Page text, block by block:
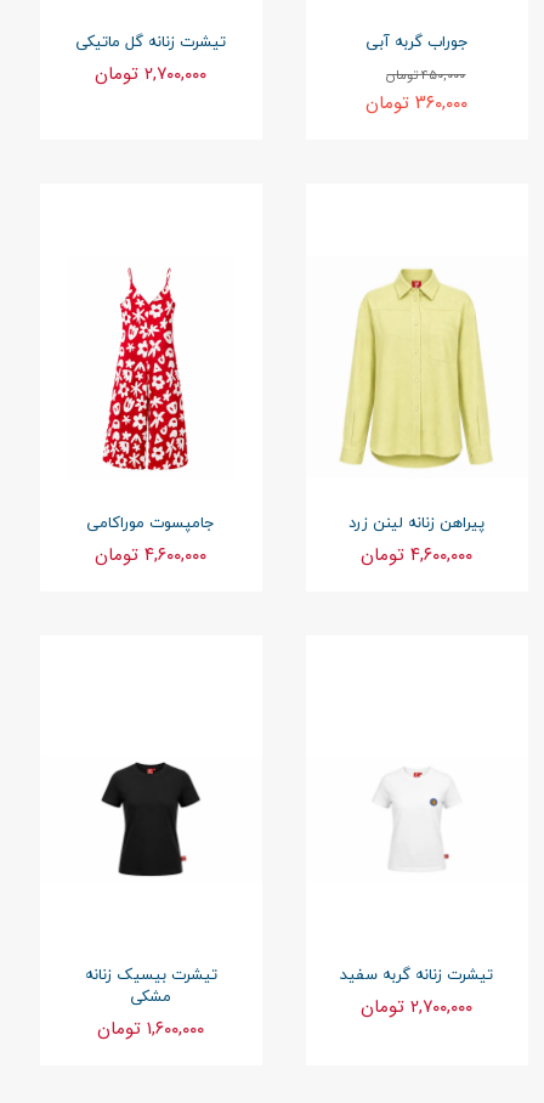
جوراب گربه آبی
۴۵۰,۰۰۰ تومان
۳۶۰,۰۰۰ تومان
تیشرت زنانه گل ماتیکی
۲,۷۰۰,۰۰۰ تومان
پیراهن زنانه لینن زرد
۴,۶۰۰,۰۰۰ تومان
جامپسوت موراکامی
۴,۶۰۰,۰۰۰ تومان
تیشرت زنانه گربه سفید
۲,۷۰۰,۰۰۰ تومان
تیشرت بیسیک زنانه
مشکی
۱,۶۰۰,۰۰۰ تومان